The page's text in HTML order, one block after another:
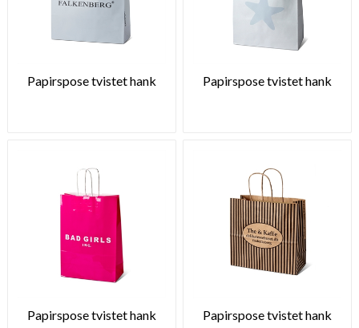
Papirspose tvistet hank Papirspose tvistet hank
Papirspose tvistet hank Papirspose tvistet hank